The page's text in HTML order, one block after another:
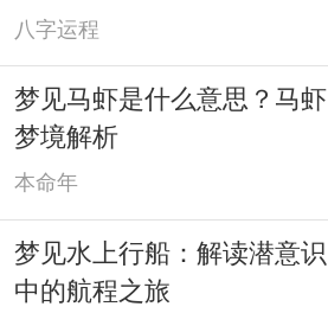
八字运程
梦见马虾是什么意思？马虾
梦境解析
本命年
梦见水上行船：解读潜意识
中的航程之旅